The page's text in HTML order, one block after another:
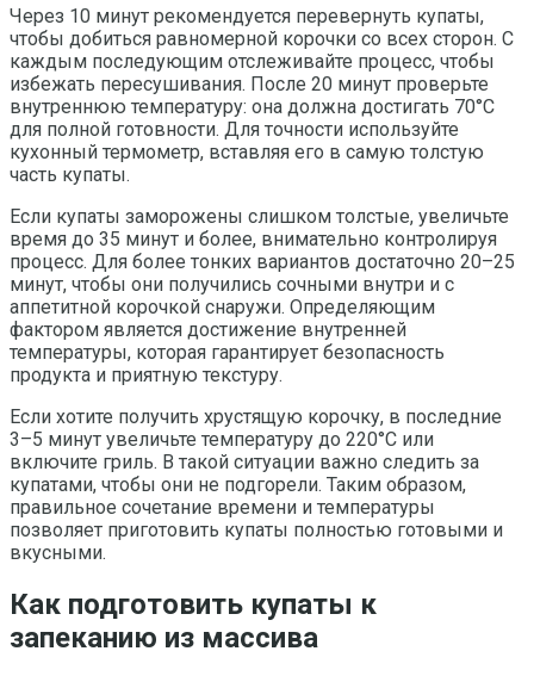
Через 10 минут рекомендуется перевернуть купаты,
чтобы добиться равномерной корочки со всех сторон. С
каждым последующим отслеживайте процесс, чтобы
избежать пересушивания. После 20 минут проверьте
внутреннюю температуру: она должна достигать 70°C
для полной готовности. Для точности используйте
кухонный термометр, вставляя его в самую толстую
часть купаты.
Если купаты заморожены слишком толстые, увеличьте
время до 35 минут и более, внимательно контролируя
процесс. Для более тонких вариантов достаточно 20–25
минут, чтобы они получились сочными внутри и с
аппетитной корочкой снаружи. Определяющим
фактором является достижение внутренней
температуры, которая гарантирует безопасность
продукта и приятную текстуру.
Если хотите получить хрустящую корочку, в последние
3–5 минут увеличьте температуру до 220°C или
включите гриль. В такой ситуации важно следить за
купатами, чтобы они не подгорели. Таким образом,
правильное сочетание времени и температуры
позволяет приготовить купаты полностью готовыми и
вкусными.
Как подготовить купаты к
запеканию из массива